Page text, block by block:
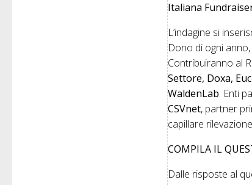
Italiana
L’indagine si
Dono di ogni
Contribuiranno al
Settore, Doxa,
WaldenLab. Enti
CSVnet, partner
capillare
COMPILA IL
Dalle risposte al